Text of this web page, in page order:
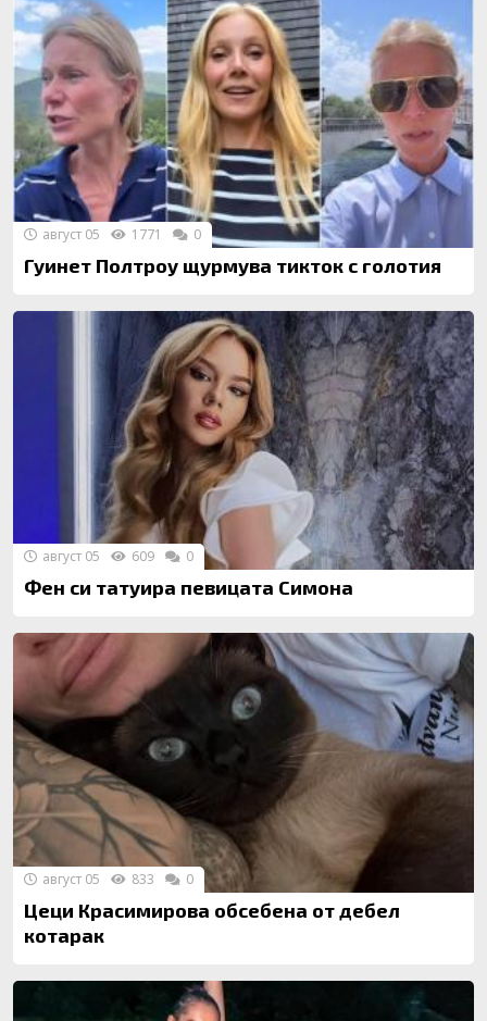
Гуинет Полтроу щурмува тикток с голотия
август 05 1771 0
Фен си татуира певицата Симона
август 05 609 0
Цеци Красимирова обсебена от дебел
котарак
август 05 833 0